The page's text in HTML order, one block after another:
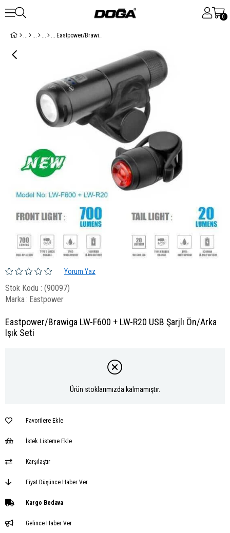
0
Eastpower/Brawiga LW-F600 + LW-R20 USB Şarjlı Ön/Arka Işık Seti
Yorum Yaz
Stok Kodu
(90097)
Marka: Eastpower
Eastpower/Brawiga LW-F600 + LW-R20 USB Şarjlı Ön/Arka
Işık Seti
Ürün stoklarımızda kalmamıştır.
Favorilere Ekle
İstek Listeme Ekle
Karşılaştır
Fiyat Düşünce Haber Ver
Kargo Bedava
Gelince Haber Ver